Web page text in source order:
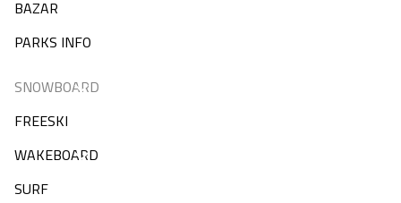
BAZAR
PARKS INFO
SNOWBOARD
FREESKI
WAKEBOARD
SURF